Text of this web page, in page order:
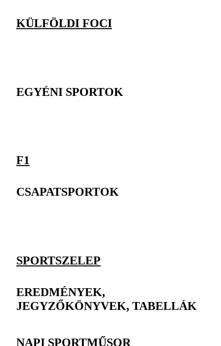
KÜLFÖLDI FOCI
EGYÉNI SPORTOK
F1
CSAPATSPORTOK
SPORTSZELEP
EREDMÉNYEK,
JEGYZŐKÖNYVEK, TABELLÁK
NAPI SPORTMŰSOR